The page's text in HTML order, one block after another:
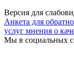
Версия для
Анкета для
услуг мнения о
Мы в социальных